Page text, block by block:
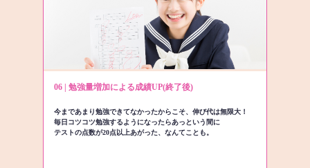
06 | 勉強量増加による成績UP(終了後)
今まであまり勉強できてなかったからこそ、伸び代は無限大！
毎日コツコツ勉強するようになったらあっという間に
テストの点数が20点以上あがった、なんてことも。